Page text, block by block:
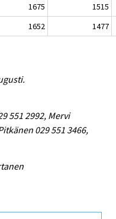
1675
1515
1652 1477
551 2992, Mervi
029 551 3466,